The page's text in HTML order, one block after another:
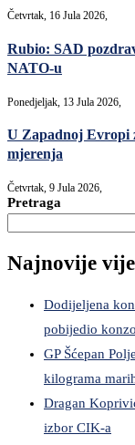
Četvrtak, 16 Jula 2026,
Rubio: SAD
NATO-u
Ponedjeljak, 13 Jula 2026,
U Zapadnoj Evropi
mjerenja
Četvrtak, 9 Jula 2026,
Pretraga
Najnovije
Dodijeljena
pobijedio
GP Šćepan
kilograma
Dragan
izbor CIK-a